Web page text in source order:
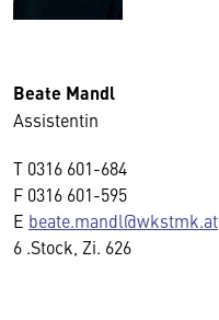
Beate Mandl
Assistentin
T 0316 601-684
F 0316 601-595
E beate.mandl@wkstmk.at
6 .Stock, Zi. 626